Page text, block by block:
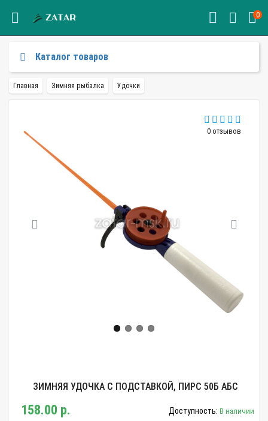
0
Каталог товаров
Главная Зимняя рыбалка Удочки
0 отзывов
ЗИМНЯЯ УДОЧКА С ПОДСТАВКОЙ, ПИРС 50Б АБС
158.00 р. Доступность: В наличии